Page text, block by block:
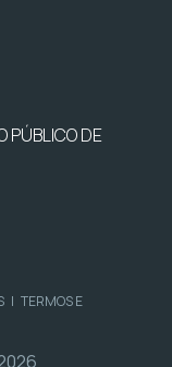
PÚBLICO DE
| TERMOS E